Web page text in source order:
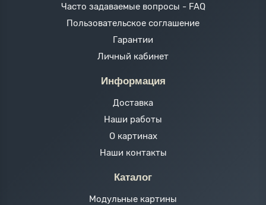
Часто задаваемые вопросы - FAQ
Пользовательское соглашение
Гарантии
Личный кабинет
Информация
Доставка
Наши работы
О картинах
Наши контакты
Каталог
Модульные картины